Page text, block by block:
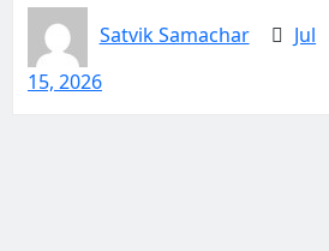
Satvik Samachar
Jul
15, 2026